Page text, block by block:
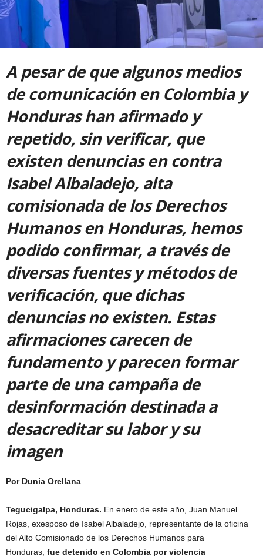
A pesar de que algunos medios
de comunicación en Colombia y
Honduras han afirmado y
repetido, sin verificar, que
existen denuncias en contra
Isabel Albaladejo, alta
comisionada de los Derechos
Humanos en Honduras, hemos
podido confirmar, a través de
diversas fuentes y métodos de
verificación, que dichas
denuncias no existen. Estas
afirmaciones carecen de
fundamento y parecen formar
parte de una campaña de
desinformación destinada a
desacreditar su labor y su
imagen
Por Dunia Orellana
Tegucigalpa, Honduras. En enero de este año, Juan Manuel
Rojas, exesposo de Isabel Albaladejo, representante de la oficina
del Alto Comisionado de los Derechos Humanos para
Honduras, fue detenido en Colombia por violencia